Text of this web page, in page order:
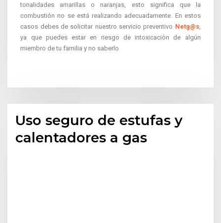
tonalidades amarillas o naranjas, esto significa que la
combustión no se está realizando adecuadamente. En estos
casos debes de solicitar nuestro servicio preventivo Netg@s,
ya que puedes estar en riesgo de intoxicación de algún
miembro de tu familia y no saberlo.
Uso seguro de estufas y
calentadores a gas